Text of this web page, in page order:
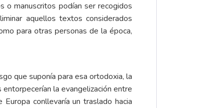
o manuscritos podían ser recogidos
aquellos textos considerados
para otras personas de la época,
que suponía para esa ortodoxia, la
la evangelización entre
conllevaría un traslado hacia